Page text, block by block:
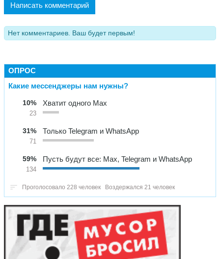
Написать комментарий
Нет комментариев. Ваш будет первым!
ОПРОС
Какие мессенджеры нам нужны?
10%
23
Хватит одного Max
31%
71
Только Telegram и WhatsApp
59%
134
Пусть будут все: Max, Telegram и WhatsApp
Проголосовало 228 человек Воздержался 21 человек